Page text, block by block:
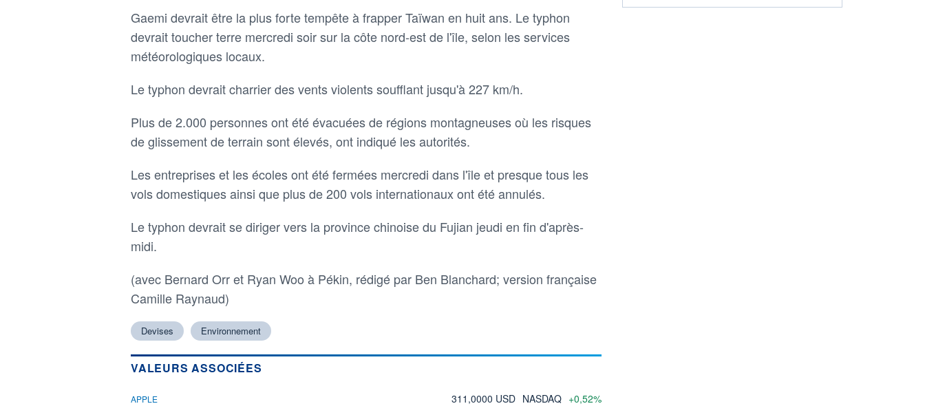
Gaemi devrait être la plus forte tempête à frapper Taïwan en huit ans. Le typhon
devrait toucher terre mercredi soir sur la côte nord-est de l'île, selon les services
météorologiques locaux.
Le typhon devrait charrier des vents violents soufflant jusqu'à 227 km/h.
Plus de 2.000 personnes ont été évacuées de régions montagneuses où les risques
de glissement de terrain sont élevés, ont indiqué les autorités.
Les entreprises et les écoles ont été fermées mercredi dans l'île et presque tous les
vols domestiques ainsi que plus de 200 vols internationaux ont été annulés.
Le typhon devrait se diriger vers la province chinoise du Fujian jeudi en fin d'après-
midi.
(avec Bernard Orr et Ryan Woo à Pékin, rédigé par Ben Blanchard; version française
Camille Raynaud)
Devises Environnement
VALEURS ASSOCIÉES
APPLE 311,0000 USD NASDAQ +0,52%